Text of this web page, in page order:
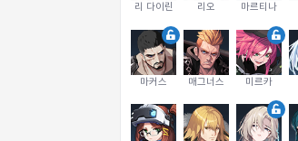
리 다이린 리오 마르티나
마커스 매그너스 미르카